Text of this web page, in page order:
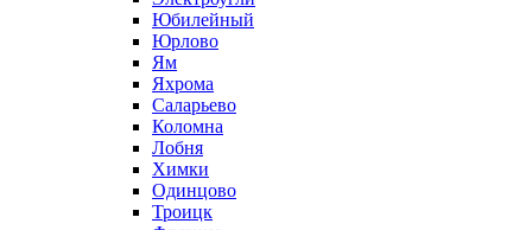
Юбилейный
Юрлово
Ям
Яхрома
Саларьево
Коломна
Лобня
Химки
Одинцово
Троицк